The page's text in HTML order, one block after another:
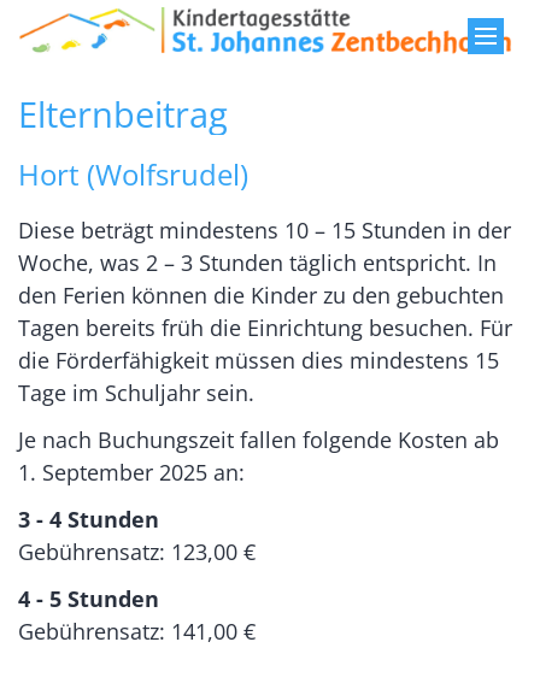
Zum Inhalt springen
Elternbeitrag
Hort (Wolfsrudel)
Diese beträgt mindestens 10 – 15 Stunden in der
Woche, was 2 – 3 Stunden täglich entspricht. In
den Ferien können die Kinder zu den gebuchten
Tagen bereits früh die Einrichtung besuchen. Für
die Förderfähigkeit müssen dies mindestens 15
Tage im Schuljahr sein.
Je nach Buchungszeit fallen folgende Kosten ab
1. September 2025 an:
3 - 4 Stunden
Gebührensatz: 123,00 €
4 - 5 Stunden
Gebührensatz: 141,00 €